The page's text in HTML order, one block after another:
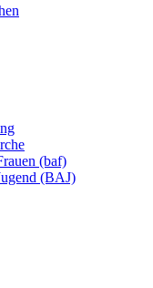
(baf)
(BAJ)